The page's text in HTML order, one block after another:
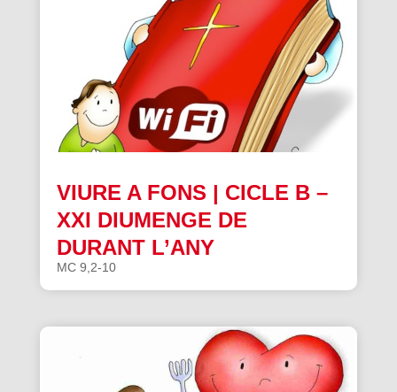
VIURE A FONS | CICLE B –
XXI DIUMENGE DE
DURANT L’ANY
MC 9,2-10